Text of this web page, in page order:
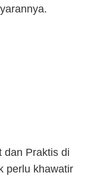
dan Praktis di
perlu khawatir